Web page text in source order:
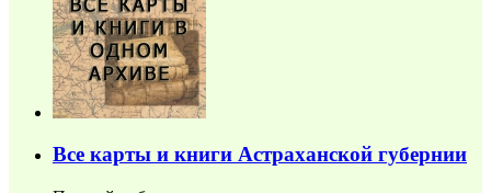
Все карты и книги Астраханской губернии